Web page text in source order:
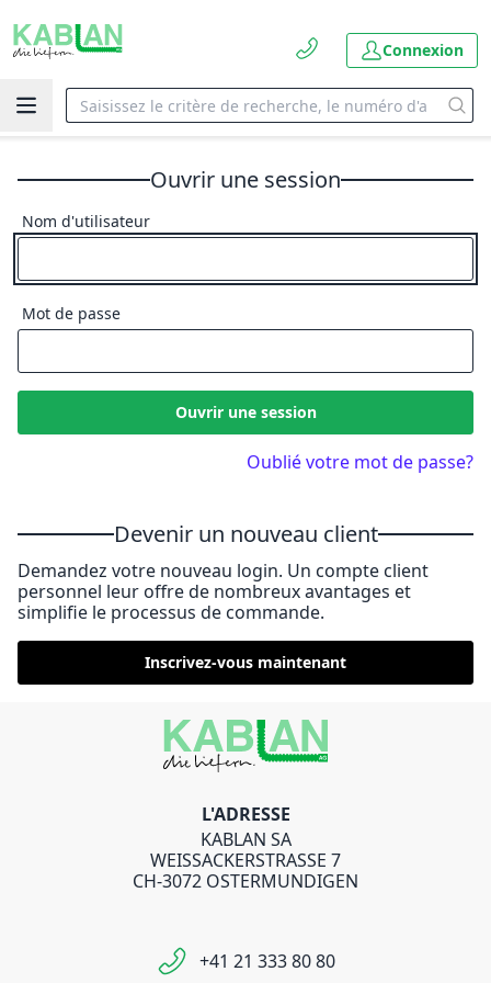
Connexion
Ouvrir une session
Nom d'utilisateur
Mot de passe
Ouvrir une session
Oublié votre mot de passe?
Devenir un nouveau client
Demandez votre nouveau login. Un compte client
personnel leur offre de nombreux avantages et
simplifie le processus de commande.
Inscrivez-vous maintenant
L'ADRESSE
KABLAN SA
WEISSACKERSTRASSE 7
CH-3072 OSTERMUNDIGEN
+41 21 333 80 80